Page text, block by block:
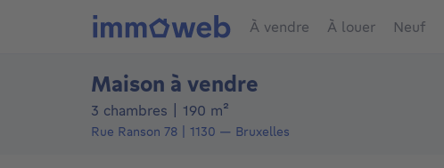
À vendre À louer Neuf
Maison à vendre
3 chambres 190 m²
Rue Ranson 78 1130 — Bruxelles